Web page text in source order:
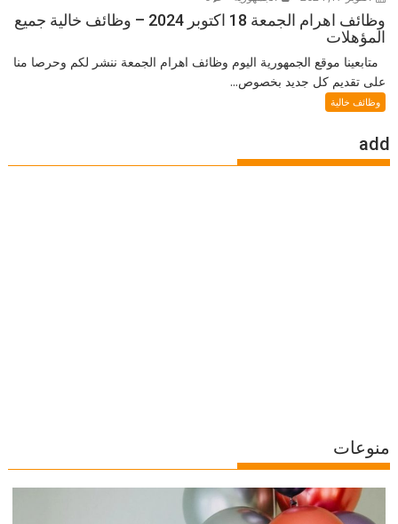
وظائف اهرام الجمعة 18 اكتوبر 2024 – وظائف خالية جميع
المؤهلات
متابعينا موقع الجمهورية اليوم وظائف اهرام الجمعة ننشر لكم وحرصا منا
على تقديم كل جديد بخصوص...
وظائف خالية
add
منوعات